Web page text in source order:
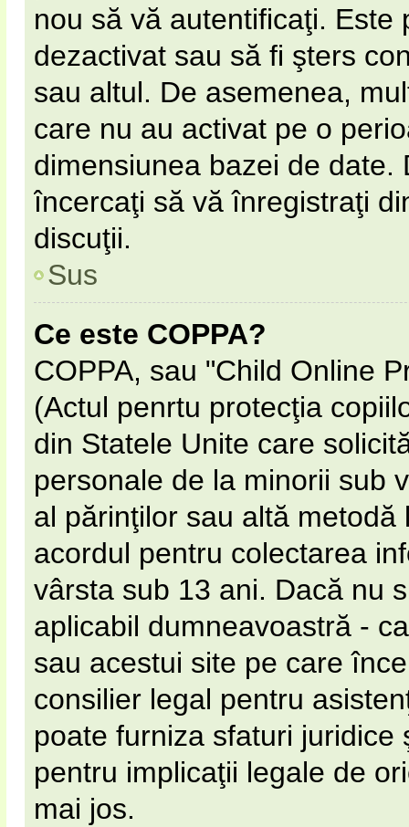
nou să vă autentificaţi.
dezactivat sau să fi şters
sau altul. De asemenea,
care nu au activat pe o
dimensiunea bazei de
încercaţi să vă înregistraţi
discuţii.
Sus
Ce este COPPA?
COPPA, sau "Child Online
(Actul penrtu protecţia
din Statele Unite care
personale de la minorii sub
al părinţilor sau altă
acordul pentru colectarea
vârsta sub 13 ani. Dacă nu
aplicabil dumneavoastră -
sau acestui site pe care
consilier legal pentru
poate furniza sfaturi
pentru implicaţii legale de
mai jos.